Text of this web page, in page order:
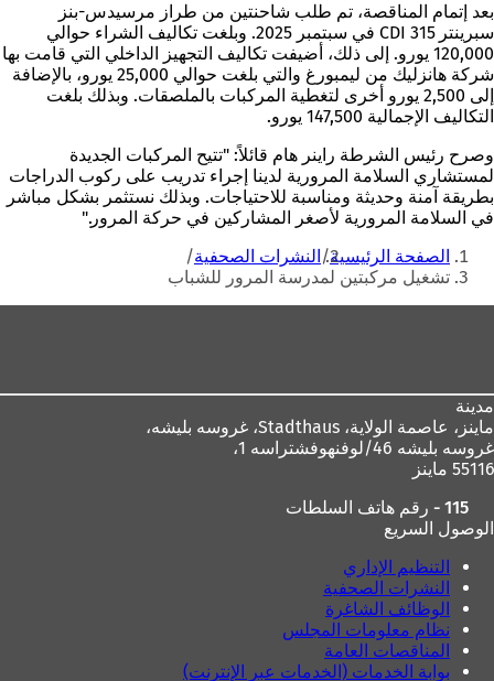
بعد إتمام المناقصة، تم طلب شاحنتين من طراز مرسيدس-بنز
سبرينتر 315 CDI في سبتمبر 2025. وبلغت تكاليف الشراء حوالي
120,000 يورو. إلى ذلك، أضيفت تكاليف التجهيز الداخلي التي قامت بها
شركة هانزليك من ليمبورغ والتي بلغت حوالي 25,000 يورو، بالإضافة
إلى 2,500 يورو أخرى لتغطية المركبات بالملصقات. وبذلك بلغت
التكاليف الإجمالية 147,500 يورو.
وصرح رئيس الشرطة راينر هام قائلاً: "تتيح المركبات الجديدة
لمستشاري السلامة المرورية لدينا إجراء تدريب على ركوب الدراجات
بطريقة آمنة وحديثة ومناسبة للاحتياجات. وبذلك نستثمر بشكل مباشر
في السلامة المرورية لأصغر المشاركين في حركة المرور."
أنت
هنا
الصفحة الرئيسية
النشرات الصحفية
تشغيل مركبتين لمدرسة المرور للشباب
مدينة
ماينز، عاصمة الولاية،
غروسه بليشه 46/لوفنهوفشتراسه 1،
55116 ماينز
115 - رقم هاتف السلطات
الوصول السريع
التنظيم الإداري
النشرات الصحفية
الوظائف الشاغرة
نظام معلومات المجلس
المناقصات العامة
بوابة الخدمات (الخدمات عبر الإنترنت)